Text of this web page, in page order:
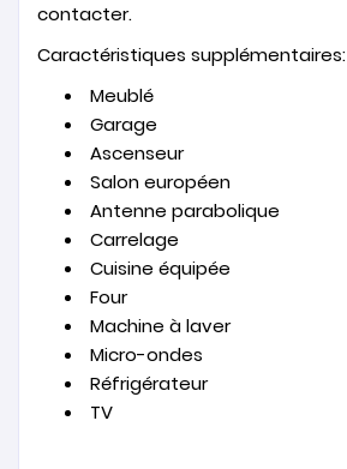
contacter.
Caractéristiques supplémentaires:
Meublé
Garage
Ascenseur
Salon européen
Antenne parabolique
Carrelage
Cuisine équipée
Four
Machine à laver
Micro-ondes
Réfrigérateur
TV